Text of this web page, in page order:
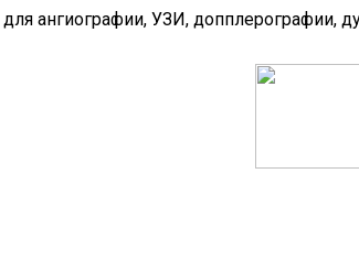
ангиографии, УЗИ, допплерографии,